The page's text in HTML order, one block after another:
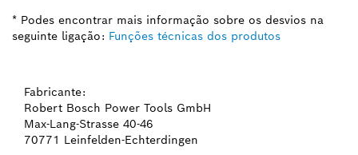
* Podes encontrar mais informação sobre os desvios na
seguinte ligação: Funções técnicas dos produtos
Fabricante:
Robert Bosch Power Tools GmbH
Max-Lang-Strasse 40-46
70771 Leinfelden-Echterdingen